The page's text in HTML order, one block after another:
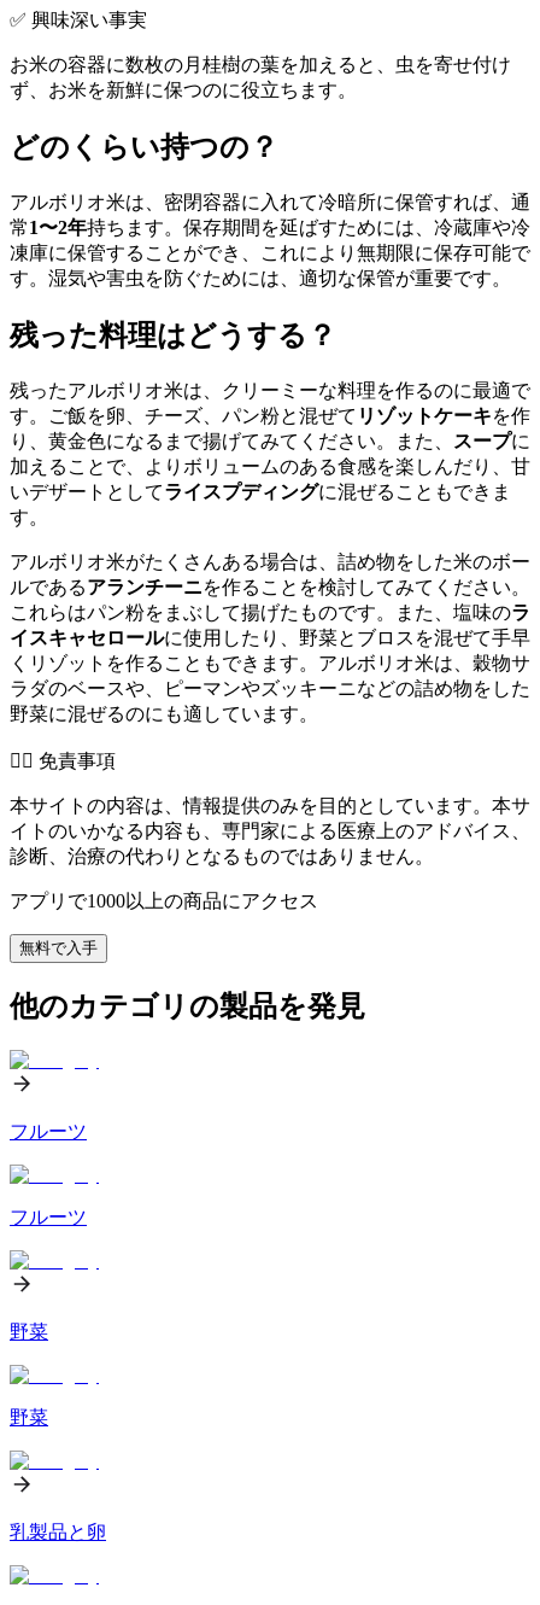
✅ 興味深い事実
お米の容器に数枚の月桂樹の葉を加えると、虫を寄せ付け
ず、お米を新鮮に保つのに役立ちます。
どのくらい持つの？
アルボリオ米は、密閉容器に入れて冷暗所に保管すれば、通
常1〜2年持ちます。保存期間を延ばすためには、冷蔵庫や冷
凍庫に保管することができ、これにより無期限に保存可能で
す。湿気や害虫を防ぐためには、適切な保管が重要です。
残った料理はどうする？
残ったアルボリオ米は、クリーミーな料理を作るのに最適で
す。ご飯を卵、チーズ、パン粉と混ぜて リゾットケーキを作
り、黄金色になるまで揚げてみてください。また、
スープに
加えることで、よりボリュームのある食感を楽しんだり、甘
いデザートとしてライスプディングに混ぜることもできま
す。
アルボリオ米がたくさんある場合は、詰め物をした米のボー
ルであるアランチーニを作ることを検討してみてください。
これらはパン粉をまぶして揚げたものです。また、塩味のラ
イスキャセロールに使用したり、野菜とブロスを混ぜて手早
くリゾットを作ることもできます。アルボリオ米は、穀物サ
ラダのベースや、ピーマンやズッキーニなどの詰め物をした
野菜に混ぜるのにも適しています。
👨‍⚕️️ 免責事項
本サイトの内容は、情報提供のみを目的としています。本サ
イトのいかなる内容も、専門家による医療上のアドバイス、
診断、治療の代わりとなるものではありません。
アプリで1000以上の商品にアクセス
無料で入手
他のカテゴリの製品を発見
フルーツ
フルーツ
野菜
野菜
乳製品と卵